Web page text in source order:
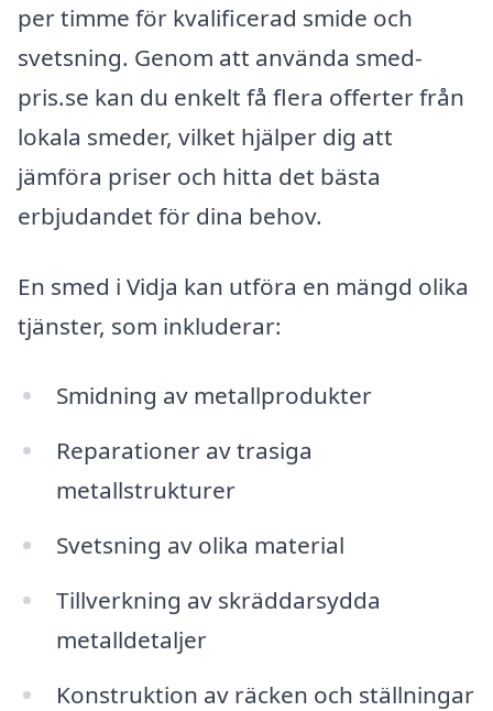
per timme för kvalificerad smide och
svetsning. Genom att använda smed-
pris.se kan du enkelt få flera offerter från
lokala smeder, vilket hjälper dig att
jämföra priser och hitta det bästa
erbjudandet för dina behov.
En smed i Vidja kan utföra en mängd olika
tjänster, som inkluderar:
Smidning av metallprodukter
Reparationer av trasiga
metallstrukturer
Svetsning av olika material
Tillverkning av skräddarsydda
metalldetaljer
Konstruktion av räcken och ställningar